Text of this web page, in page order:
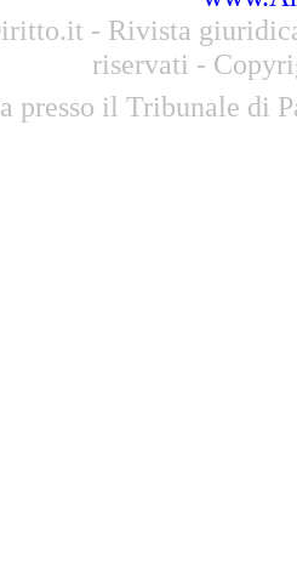
- Rivista
riservati -
presso il Tribunale di